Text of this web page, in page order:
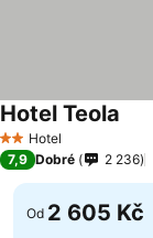
2 Počet hvězdiček
Hotel
Hotel Teola
7,9 Dobré 2 236
Od 2 605 Kč